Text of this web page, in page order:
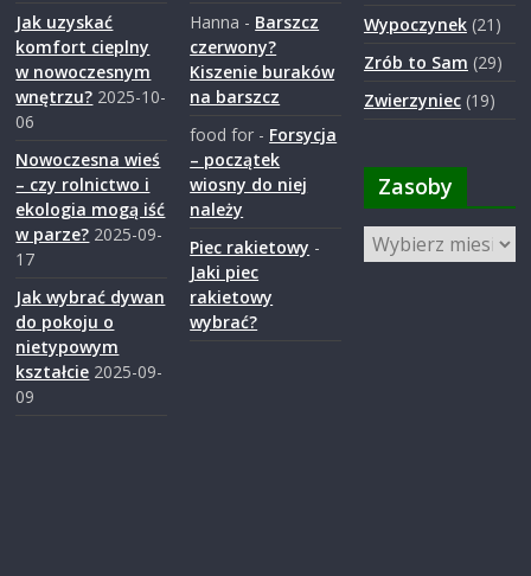
Jak uzyskać
komfort cieplny
w nowoczesnym
wnętrzu? 2025-10-
06
Nowoczesna wieś
– czy rolnictwo i
ekologia mogą iść
w parze? 2025-09-
17
Jak wybrać dywan
do pokoju o
nietypowym
kształcie 2025-09-
09
Hanna - Barszcz
czerwony?
Kiszenie buraków
na barszcz
food for - Forsycja
– początek
wiosny do niej
należy
Piec rakietowy -
Jaki piec
rakietowy
wybrać?
Wypoczynek(21)
Zrób to Sam (29)
Zwierzyniec(19)
Zasoby
Zasoby